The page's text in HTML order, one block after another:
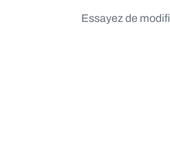
Essayez de